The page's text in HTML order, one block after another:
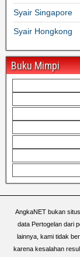
Syair Singapore
Syair Hongkong
Buku Mimpi
AngkaNET bukan
data Pertogelan dari
lainnya, kami tidak
karena kesalahan